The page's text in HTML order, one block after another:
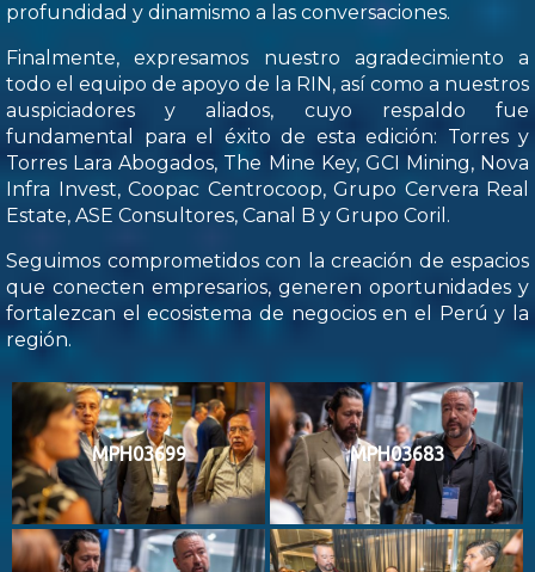
profundidad y dinamismo a las conversaciones.
Finalmente, expresamos nuestro agradecimiento a
todo el equipo de apoyo de la RIN, así como a nuestros
auspiciadores y aliados, cuyo respaldo fue
fundamental para el éxito de esta edición: Torres y
Torres Lara Abogados, The Mine Key, GCI Mining, Nova
Infra Invest, Coopac Centrocoop, Grupo Cervera Real
Estate, ASE Consultores, Canal B y Grupo Coril.
Seguimos comprometidos con la creación de espacios
que conecten empresarios, generen oportunidades y
fortalezcan el ecosistema de negocios en el Perú y la
región.
MPH03699 MPH03683